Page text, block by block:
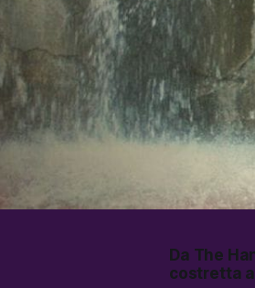
Da The
costretta